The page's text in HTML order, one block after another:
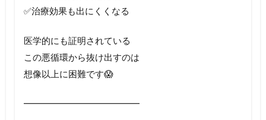
✅治療効果も出にくくなる
医学的にも証明されている
この悪循環から抜け出すのは
想像以上に困難です😱
━━━━━━━━━━━━━